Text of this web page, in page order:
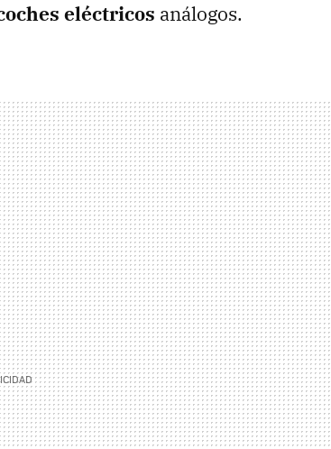
eléctricos análogos.